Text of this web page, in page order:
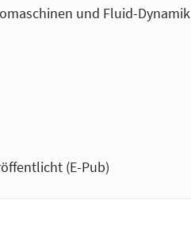
und Fluid-Dynamik
(E-Pub)